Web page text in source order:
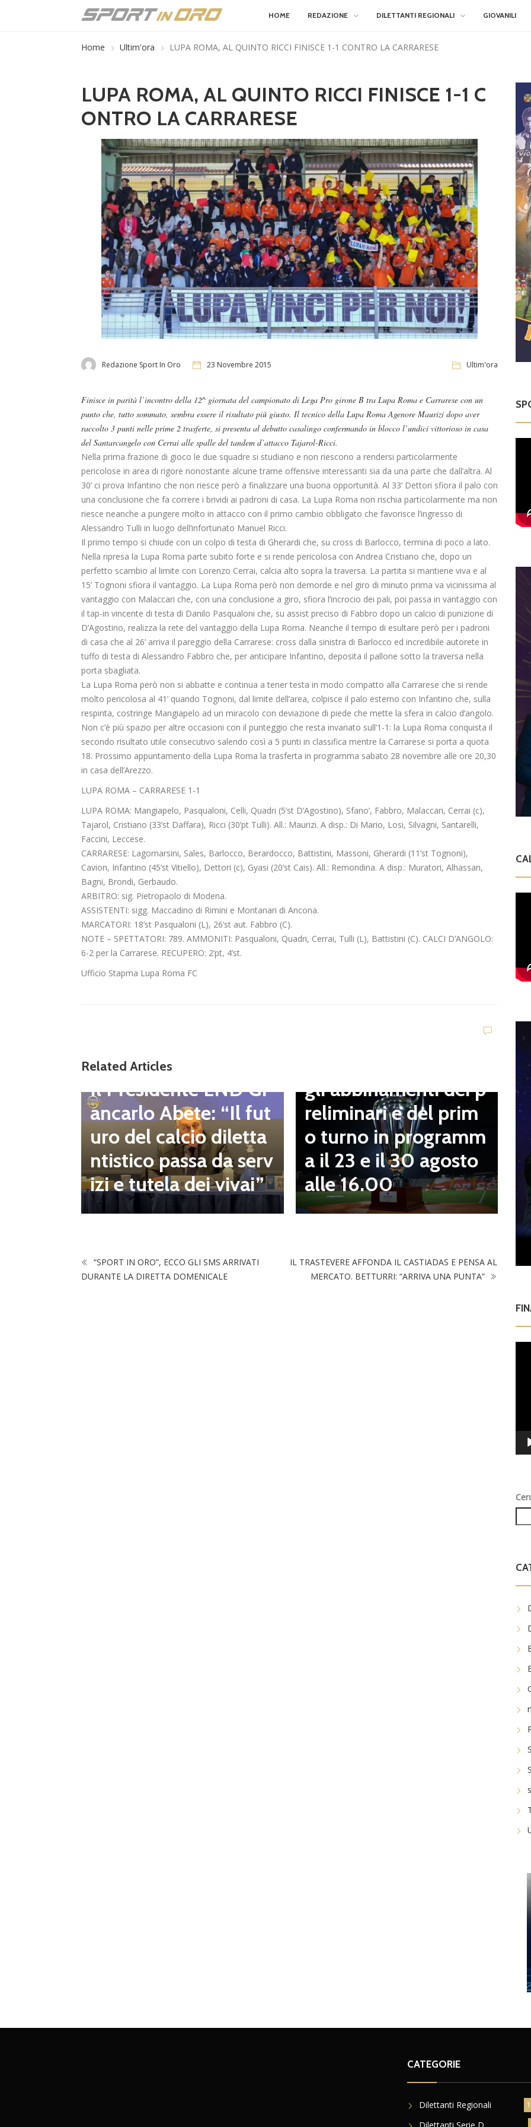
HOME REDAZIONE DILETTANTI REGIONALI GIOVANILI
Home Ultim'ora LUPA ROMA, AL QUINTO RICCI FINISCE 1-1 CONTRO LA CARRARESE
LUPA ROMA, AL QUINTO RICCI FINISCE 1-1 C
ONTRO LA CARRARESE
Redazione Sport In Oro 23 Novembre 2015 Ultim'ora
Finisce in parità l’incontro della 12^ giornata del campionato di Lega Pro girone B tra Lupa Roma e Carrarese con un
punto che, tutto sommato, sembra essere il risultato più giusto. Il tecnico della Lupa Roma Agenore Maurizi dopo aver
raccolto 3 punti nelle prime 2 trasferte, si presenta al debutto casalingo confermando in blocco l’undici vittorioso in casa
del Santarcangelo con Cerrai alle spalle del tandem d’attacco Tajarol-Ricci.
Nella prima frazione di gioco le due squadre si studiano e non riescono a rendersi particolarmente
pericolose in area di rigore nonostante alcune trame offensive interessanti sia da una parte che dall’altra. Al
30’ ci prova Infantino che non riesce però a finalizzare una buona opportunità. Al 33’ Dettori sfiora il palo con
una conclusione che fa correre i brividi ai padroni di casa. La Lupa Roma non rischia particolarmente ma non
riesce neanche a pungere molto in attacco con il primo cambio obbligato che favorisce l’ingresso di
Alessandro Tulli in luogo dell’infortunato Manuel Ricci.
Il primo tempo si chiude con un colpo di testa di Gherardi che, su cross di Barlocco, termina di poco a lato.
Nella ripresa la Lupa Roma parte subito forte e si rende pericolosa con Andrea Cristiano che, dopo un
perfetto scambio al limite con Lorenzo Cerrai, calcia alto sopra la traversa. La partita si mantiene viva e al
15’ Tognoni sfiora il vantaggio. La Lupa Roma però non demorde e nel giro di minuto prima va vicinissima al
vantaggio con Malaccari che, con una conclusione a giro, sfiora l’incrocio dei pali, poi passa in vantaggio con
il tap-in vincente di testa di Danilo Pasqualoni che, su assist preciso di Fabbro dopo un calcio di punizione di
D’Agostino, realizza la rete del vantaggio della Lupa Roma. Neanche il tempo di esultare però per i padroni
di casa che al 26’ arriva il pareggio della Carrarese: cross dalla sinistra di Barlocco ed incredibile autorete in
tuffo di testa di Alessandro Fabbro che, per anticipare Infantino, deposita il pallone sotto la traversa nella
porta sbagliata.
La Lupa Roma però non si abbatte e continua a tener testa in modo compatto alla Carrarese che si rende
molto pericolosa al 41’ quando Tognoni, dal limite dell’area, colpisce il palo esterno con Infantino che, sulla
respinta, costringe Mangiapelo ad un miracolo con deviazione di piede che mette la sfera in calcio d’angolo.
Non c’è più spazio per altre occasioni con il punteggio che resta invariato sull’1-1: la Lupa Roma conquista il
secondo risultato utile consecutivo salendo così a 5 punti in classifica mentre la Carrarese si porta a quota
18. Prossimo appuntamento della Lupa Roma la trasferta in programma sabato 28 novembre alle ore 20,30
in casa dell’Arezzo.
LUPA ROMA – CARRARESE 1-1
LUPA ROMA: Mangiapelo, Pasqualoni, Celli, Quadri (5’st D’Agostino), Sfano’, Fabbro, Malaccari, Cerrai (c),
Tajarol, Cristiano (33’st Daffara), Ricci (30’pt Tulli). All.: Maurizi. A disp.: Di Mario, Losi, Silvagni, Santarelli,
Faccini, Leccese.
CARRARESE: Lagomarsini, Sales, Barlocco, Berardocco, Battistini, Massoni, Gherardi (11’st Tognoni),
Cavion, Infantino (45’st Vitiello), Dettori (c), Gyasi (20’st Cais). All.: Remondina. A disp.: Muratori, Alhassan,
Bagni, Brondi, Gerbaudo.
ARBITRO: sig. Pietropaolo di Modena.
ASSISTENTI: sigg. Maccadino di Rimini e Montanari di Ancona.
MARCATORI: 18’st Pasqualoni (L), 26’st aut. Fabbro (C).
NOTE – SPETTATORI: 789. AMMONITI: Pasqualoni, Quadri, Cerrai, Tulli (L), Battistini (C). CALCI D’ANGOLO:
6-2 per la Carrarese. RECUPERO: 2’pt, 4’st.
Ufficio Stapma Lupa Roma FC
Related Articles
Dilettanti Regionali
Il Presidente LND Gi
ancarlo Abete: “Il fut
uro del calcio diletta
ntistico passa da serv
izi e tutela dei vivai”
gli abbinamenti dei p
reliminari e del prim
o turno in programm
a il 23 e il 30 agosto
alle 16.00
“SPORT IN ORO”, ECCO GLI SMS ARRIVATI
DURANTE LA DIRETTA DOMENICALE
IL TRASTEVERE AFFONDA IL CASTIADAS E PENSA AL
MERCATO. BETTURRI: “ARRIVA UNA PUNTA”
CATEGORIE
Dilettanti Regionali